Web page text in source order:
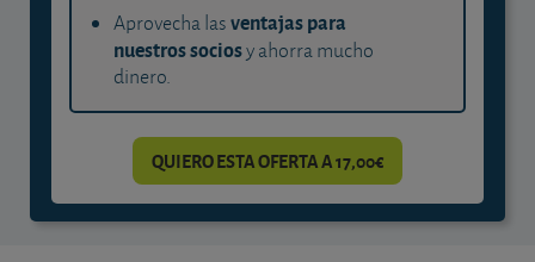
Aprovecha lasventajas para
nuestros sociosy ahorra mucho
dinero.
QUIERO ESTA OFERTA A 17,00€